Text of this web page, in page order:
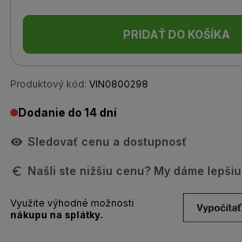
PRIDAŤ DO KOŠÍKA
Produktový kód: VIN0800298
Dodanie do 14 dní
Sledovať cenu a dostupnosť
Našli ste nižšiu cenu? My dáme lepšiu
Využite výhodné možnosti
nákupu na splátky.